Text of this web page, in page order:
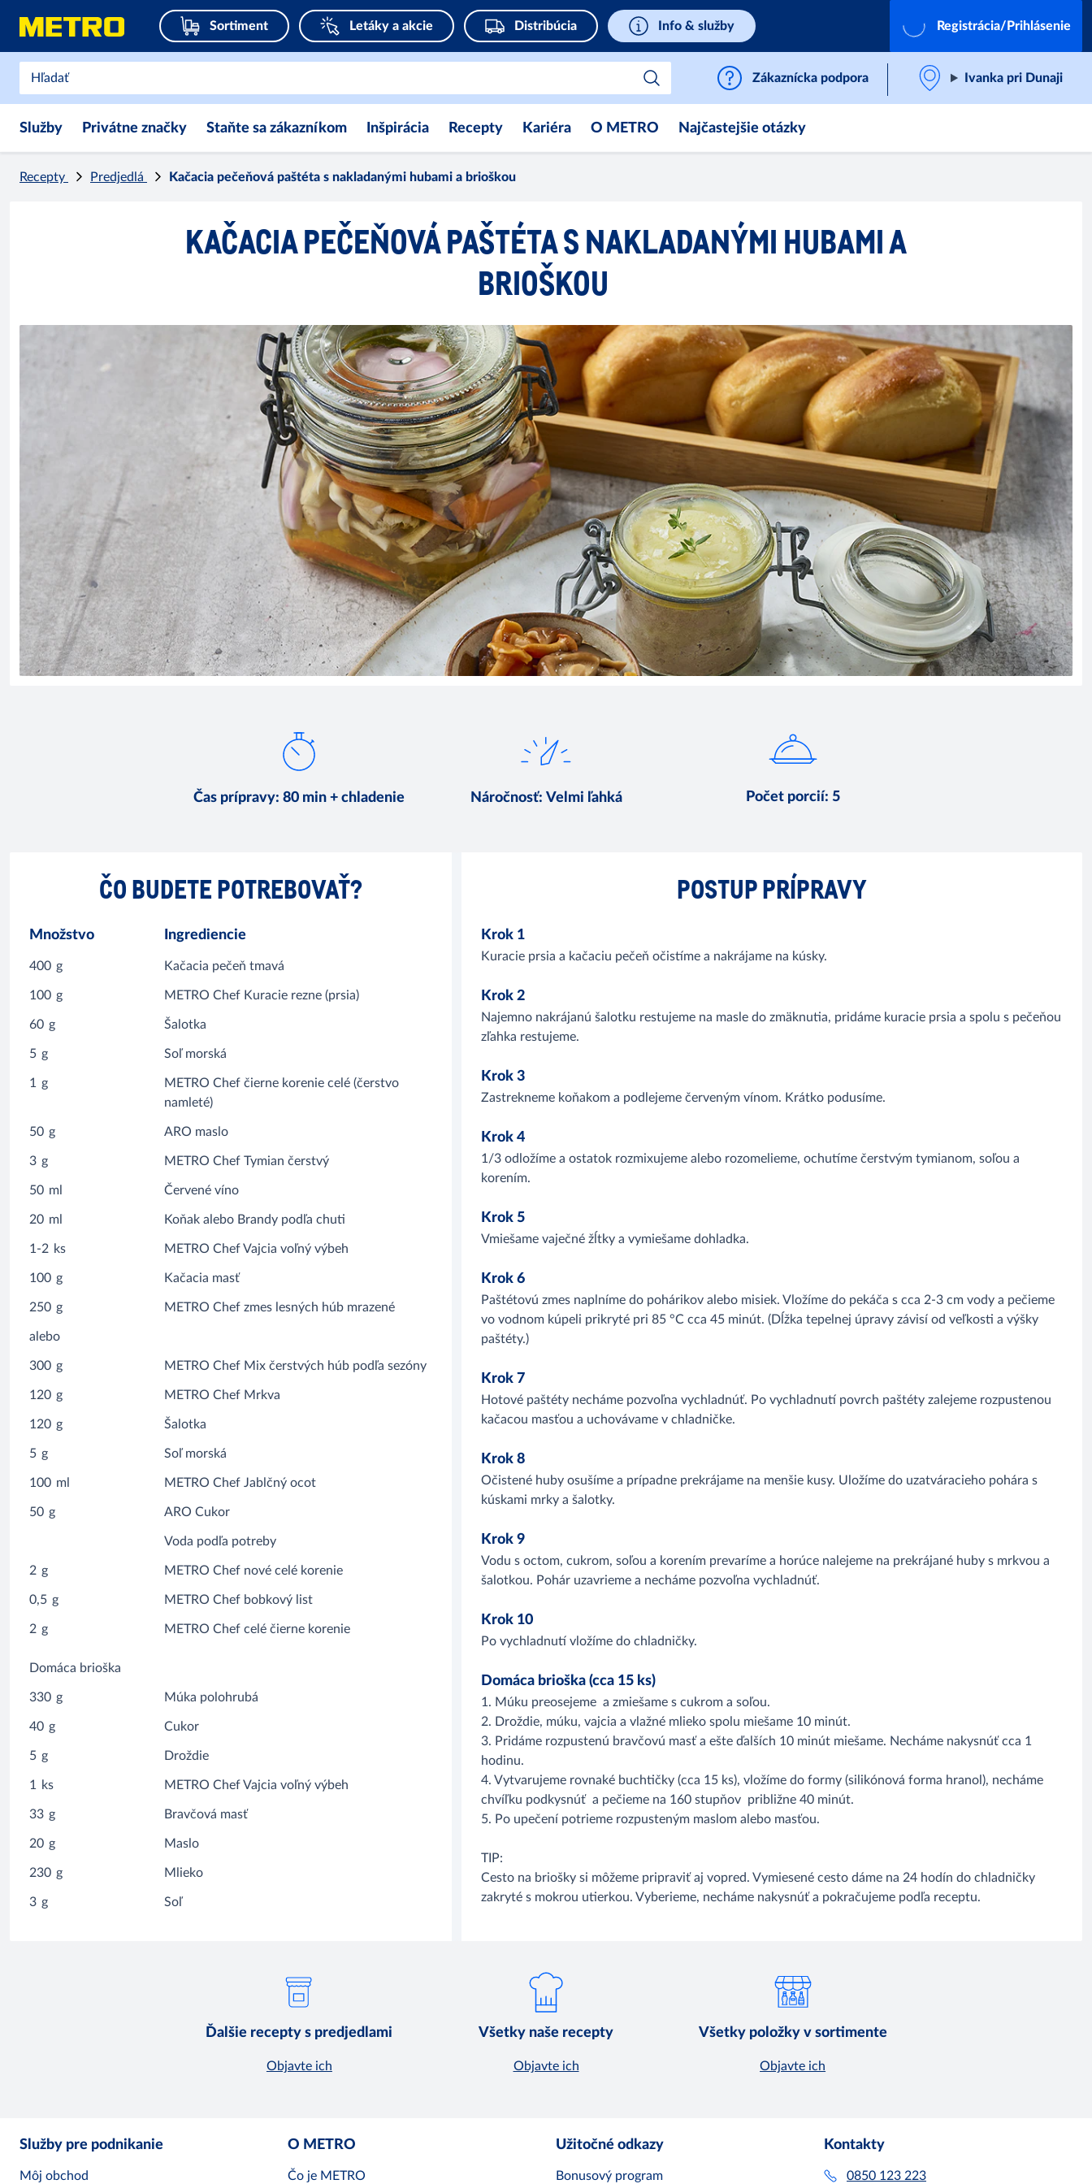
Sortiment Letáky a akcie Distribúcia Info & služby Registrácia/Prihlásenie
Zákaznícka podpora Ivanka pri Dunaji
Služby Privátne značky Staňte sa zákazníkom Inšpirácia Recepty Kariéra O METRO Najčastejšie otázky
Recepty Predjedlá Kačacia pečeňová paštéta s nakladanými hubami a brioškou
KAČACIA PEČEŇOVÁ PAŠTÉTA S NAKLADANÝMI HUBAMI A
BRIOŠKOU
Čas prípravy:80 min + chladenie Náročnosť: Velmi ľahká Počet porcií: 5
ČO BUDETE POTREBOVAŤ?
Množstvo Ingrediencie
400 g Kačacia pečeň tmavá
100 g METRO Chef Kuracie rezne (prsia)
60 g Šalotka
5 g Soľ morská
1 g
METRO Chef čierne korenie celé (čerstvo
namleté)
50 g ARO maslo
3 g METRO Chef Tymian čerstvý
50 ml Červené víno
20 ml Koňak alebo Brandy podľa chuti
1-2 ks METRO Chef Vajcia voľný výbeh
100 g Kačacia masť
250 g METRO Chef zmes lesných húb mrazené
alebo
300 g METRO Chef Mix čerstvých húb podľa sezóny
120 g METRO Chef Mrkva
120 g Šalotka
5 g Soľ morská
100 ml METRO Chef Jablčný ocot
50 g ARO Cukor
Voda podľa potreby
2 g METRO Chef nové celé korenie
0,5 g METRO Chef bobkový list
2 g METRO Chef celé čierne korenie
Domáca brioška
330 g Múka polohrubá
40 g Cukor
5 g Droždie
1 ks METRO Chef Vajcia voľný výbeh
33 g Bravčová masť
20 g Maslo
230 g Mlieko
3 g Soľ
POSTUP PRÍPRAVY
Krok 1
Kuracie prsia a kačaciu pečeň očistíme a nakrájame na kúsky.
Krok 2
Najemno nakrájanú šalotku restujeme na masle do zmäknutia, pridáme kuracie prsia a spolu s pečeňou
zľahka restujeme.
Krok 3
Zastrekneme koňakom a podlejeme červeným vínom. Krátko podusíme.
Krok 4
1/3 odložíme a ostatok rozmixujeme alebo rozomelieme, ochutíme čerstvým tymianom, soľou a
korením.
Krok 5
Vmiešame vaječné žĺtky a vymiešame dohladka.
Krok 6
Paštétovú zmes naplníme do pohárikov alebo misiek. Vložíme do pekáča s cca 2-3 cm vody a pečieme
vo vodnom kúpeli prikryté pri 85 °C cca 45 minút. (Dĺžka tepelnej úpravy závisí od veľkosti a výšky
paštéty.)
Krok 7
Hotové paštéty necháme pozvoľna vychladnúť. Po vychladnutí povrch paštéty zalejeme rozpustenou
kačacou masťou a uchovávame v chladničke.
Krok 8
Očistené huby osušíme a prípadne prekrájame na menšie kusy. Uložíme do uzatváracieho pohára s
kúskami mrky a šalotky.
Krok 9
Vodu s octom, cukrom, soľou a korením prevaríme a horúce nalejeme na prekrájané huby s mrkvou a
šalotkou. Pohár uzavrieme a necháme pozvoľna vychladnúť.
Krok 10
Po vychladnutí vložíme do chladničky.
Domáca brioška (cca 15 ks)
1. Múku preosejeme a zmiešame s cukrom a soľou.
2. Droždie, múku, vajcia a vlažné mlieko spolu miešame 10 minút.
3. Pridáme rozpustenú bravčovú masť a ešte ďalších 10 minút miešame. Necháme nakysnúť cca 1
hodinu.
4. Vytvarujeme rovnaké buchtičky (cca 15 ks), vložíme do formy (silikónová forma hranol), necháme
chvíľku podkysnúť a pečieme na 160 stupňov približne 40 minút.
5. Po upečení potrieme rozpusteným maslom alebo masťou.
TIP:
Cesto na briošky si môžeme pripraviť aj vopred. Vymiesené cesto dáme na 24 hodín do chladničky
zakryté s mokrou utierkou. Vyberieme, necháme nakysnúť a pokračujeme podľa receptu.
Ďalšie recepty s predjedlami
Objavte ich
Všetky naše recepty
Objavte ich
Všetky položky v sortimente
Objavte ich
Služby pre podnikanie
Môj obchod
O METRO
Čo je METRO
Užitočné odkazy
Bonusový program
Kontakty
0850 123 223